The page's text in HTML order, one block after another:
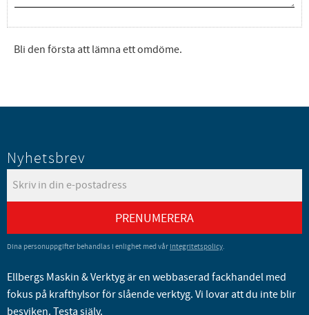
Bli den första att lämna ett omdöme.
Nyhetsbrev
PRENUMERERA
Dina personuppgifter behandlas i enlighet med vår integritetspolicy.
Ellbergs Maskin & Verktyg är en webbaserad fackhandel med
fokus på krafthylsor för slående verktyg. Vi lovar att du inte blir
besviken. Testa själv.